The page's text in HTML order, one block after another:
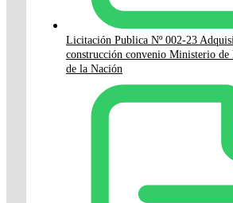
Licitación Publica Nº 002-23
construcción convenio Ministerio de
de la Nación